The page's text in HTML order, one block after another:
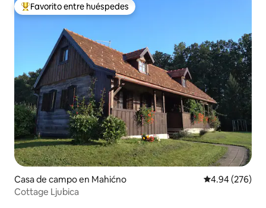
Favorito entre huéspedes preferido
Favorito entre huéspedes
Casa de campo en Mahićno Calificación
4.94 (276)
Cottage Ljubica